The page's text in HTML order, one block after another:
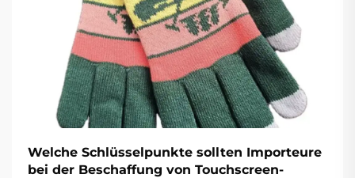
Welche Schlüsselpunkte sollten Importeure
bei der Beschaffung von Touchscreen-